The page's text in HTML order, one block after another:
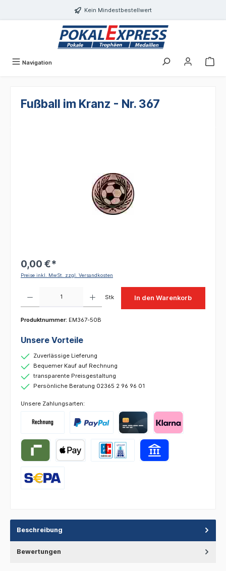
Kein Mindestbestellwert
Navigation
Fußball im Kranz - Nr. 367
0,00 €*
Preise inkl. MwSt. zzgl. Versandkosten
Stk In den Warenkorb
Produktnummer: EM367-50B
Unsere Vorteile
Zuverlässige Lieferung
Bequemer Kauf auf Rechnung
transparente Preisgestaltung
Persönliche Beratung 02365 2 96 96 01
Unsere Zahlungsarten:
Beschreibung
Bewertungen